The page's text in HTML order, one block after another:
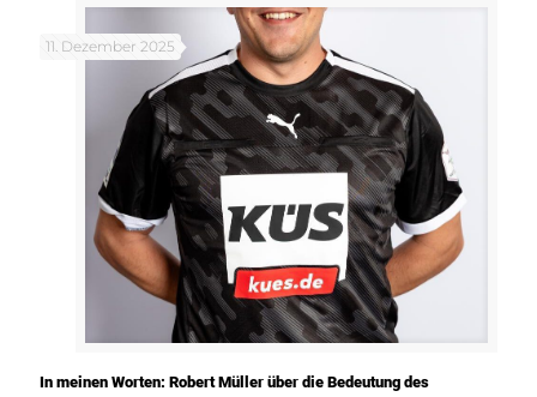
11. Dezember 2025
In meinen Worten: Robert Müller über die Bedeutung des